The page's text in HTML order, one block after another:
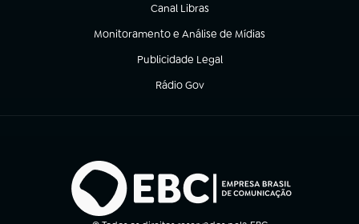
Canal Libras
(abre em nova aba)
Monitoramento e Análise de Mídias
(abre em nova aba)
Publicidade Legal
(abre em nova aba)
Rádio Gov
(abre em nova aba)